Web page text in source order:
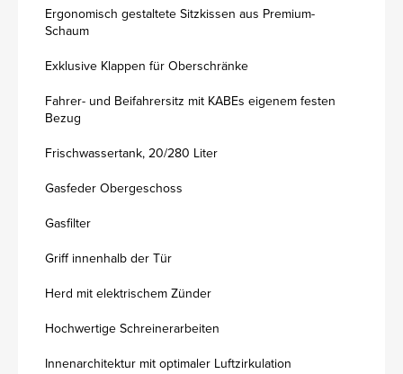
Ergonomisch gestaltete Sitzkissen aus Premium-
Schaum
Exklusive Klappen für Oberschränke
Fahrer- und Beifahrersitz mit KABEs eigenem festen
Bezug
Frischwassertank, 20/280 Liter
Gasfeder Obergeschoss
Gasfilter
Griff innenhalb der Tür
Herd mit elektrischem Zünder
Hochwertige Schreinerarbeiten
Innenarchitektur mit optimaler Luftzirkulation